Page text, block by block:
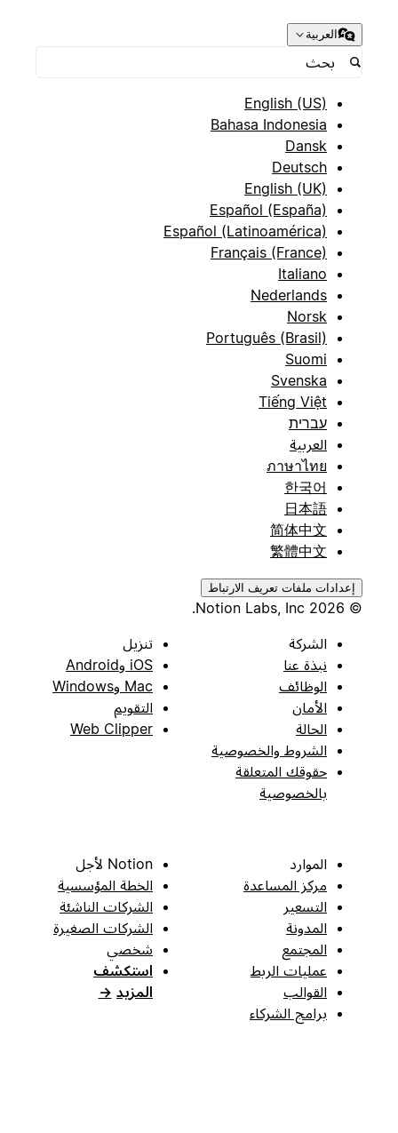
العربية
English (US)
Bahasa Indonesia
Dansk
Deutsch
English (UK)
Español (España)
Español (Latinoamérica)
Français (France)
Italiano
Nederlands
Norsk
Português (Brasil)
Suomi
Svenska
Tiếng Việt
עברית
العربية
ภาษาไทย
한국어
日本語
简体中文
繁體中文
إعدادات ملفات تعريف الارتباط
الشركة
نبذة عنا
الوظائف
الأمان
الحالة
الشروط والخصوصية
حقوقك المتعلقة
بالخصوصية
تنزيل
iOS وAndroid
Mac وWindows
التقويم
Web Clipper
الموارد
مركز المساعدة
التسعير
المدونة
المجتمع
عمليات الربط
القوالب
برامج الشركاء
Notion لأجل
الخطة المؤسسية
الشركات الناشئة
الشركات الصغيرة
شخصي
استكشف
المزيد →